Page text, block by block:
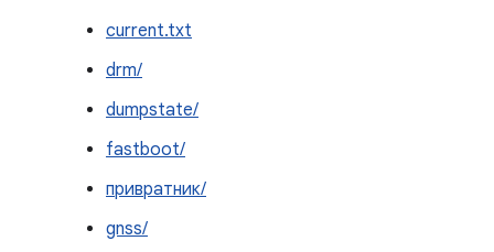
current.txt
drm/
dumpstate/
fastboot/
привратник/
gnss/